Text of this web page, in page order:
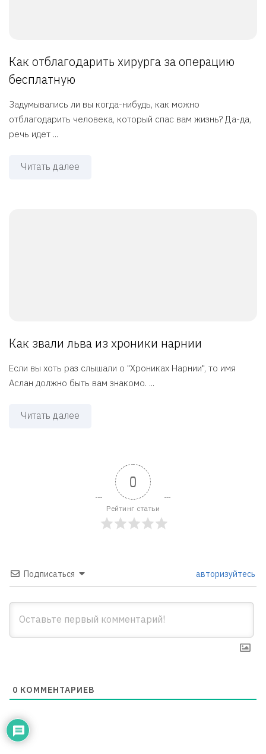
Как отблагодарить хирурга за операцию
бесплатную
Задумывались ли вы когда-нибудь, как можно
отблагодарить человека, который спас вам жизнь? Да-да,
речь идет ...
Читать далее
Как звали льва из хроники нарнии
Если вы хоть раз слышали о "Хрониках Нарнии", то имя
Аслан должно быть вам знакомо. ...
Читать далее
0
Рейтинг статьи
Подписаться авторизуйтесь
0 КОММЕНТАРИЕВ